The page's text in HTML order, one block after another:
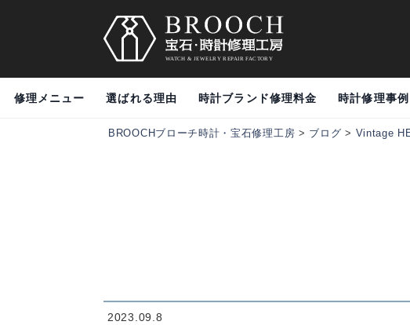
修理メニュー 選ばれる理由 時計ブランド修理料金 時計修理事例
BROOCHブローチ時計・宝石修理工房 > ブログ > Vintage
2023.09.8